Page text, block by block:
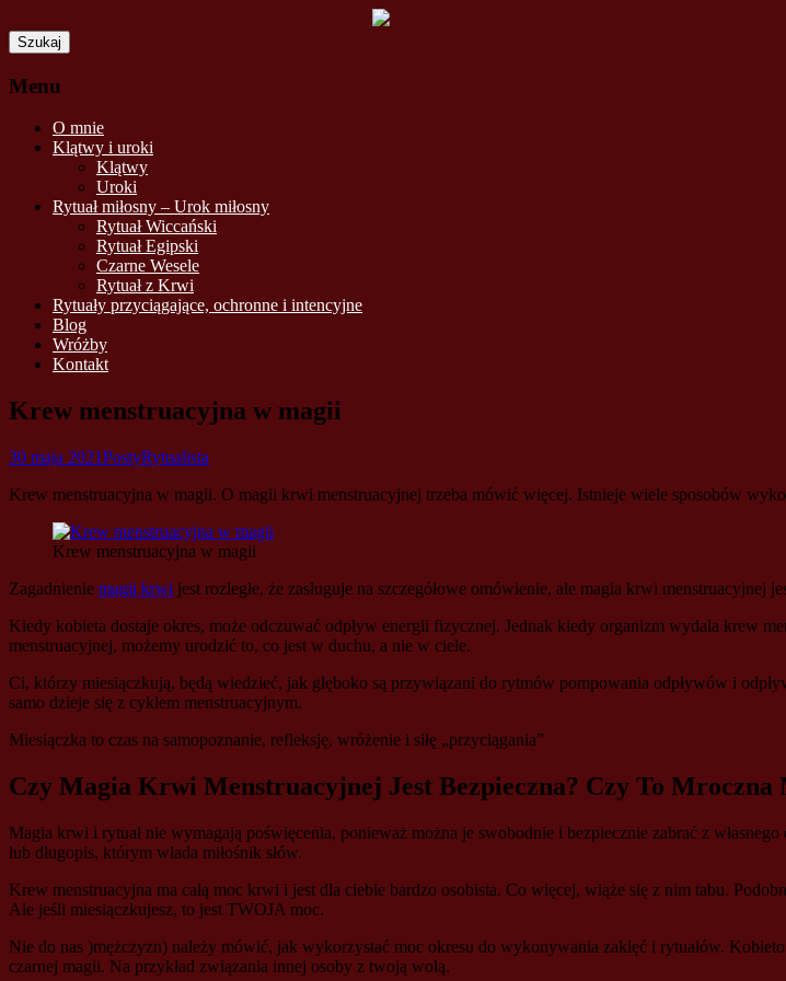
Szukaj:
Menu
Skip
O mnie
Klątwy i uroki
Klątwy
Uroki
Rytuał miłosny – Urok miłosny
Rytuał Wiccański
Rytuał Egipski
Czarne Wesele
Rytuał z Krwi
Rytuały przyciągające, ochronne i intencyjne
Blog
Wróżby
Kontakt
Krew menstruacyjna w magii
30 maja 2021PostyRytualista
Krew menstruacyjna w magii. O magii krwi menstruacyjnej trzeba mówić więcej. Istnieje wiele sposobów
Krew menstruacyjna w magii
Zagadnienie magii krwi jest rozległe, że ​​zasługuje na szczegółowe omówienie, ale magia krwi menstruacyjnej
Kiedy kobieta dostaje okres, może odczuwać odpływ energii fizycznej. Jednak kiedy organizm wydala krew
menstruacyjnej, możemy urodzić to, co jest w duchu, a nie w ciele.
Ci, którzy miesiączkują, będą wiedzieć, jak głęboko są przywiązani do rytmów pompowania odpływów i
samo dzieje się z cyklem menstruacyjnym.
Miesiączka to czas na samopoznanie, refleksję, wróżenie i siłę „przyciągania”
Czy Magia Krwi Menstruacyjnej Jest Bezpieczna? Czy To Mroczna
Magia krwi i rytuał nie wymagają poświęcenia, ponieważ można je swobodnie i bezpiecznie zabrać z
lub długopis, którym włada miłośnik słów.
Krew menstruacyjna ma całą moc krwi i jest dla ciebie bardzo osobista. Co więcej, wiąże się z nim tabu.
Ale jeśli miesiączkujesz, to jest TWOJA moc.
Nie do nas )mężczyzn) należy mówić, jak wykorzystać moc okresu do wykonywania zaklęć i rytuałów.
czarnej magii. Na przykład związania innej osoby z twoją wolą.